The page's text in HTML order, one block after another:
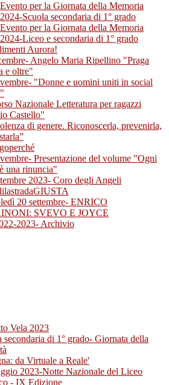
Evento per la Giornata della Memoria
2024-Scuola secondaria di 1° grado
Evento per la Giornata della Memoria
2024-Liceo e secondaria di 1° grado
Aurora!
Angelo Maria Ripellino "Praga
e oltre"
"Donne e uomini uniti in social
Nazionale Letteratura per ragazzi
Castello"
di genere. Riconoscerla, prevenirla,
Presentazione del volume "Ogni
una rinuncia"
2023- Coro degli Angeli
20 settembre- ENRICO
SVEVO E JOYCE
2023- Archivio
Vela 2023
secondaria di 1° grado- Giornata della
da Virtuale a Reale'
2023-Notte Nazionale del Liceo
- IX Edizione